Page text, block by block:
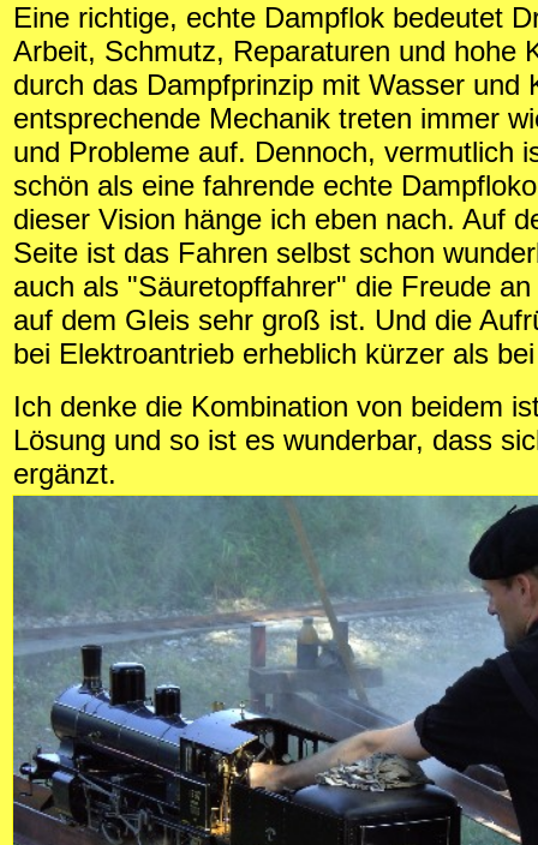
Eine richtige, echte Dampflok bedeutet
Arbeit, Schmutz, Reparaturen und hohe
durch das Dampfprinzip mit Wasser und
entsprechende Mechanik treten immer
und Probleme auf. Dennoch, vermutlich
schön als eine fahrende echte
dieser Vision hänge ich eben nach. Auf
Seite ist das Fahren selbst schon
auch als "Säuretopffahrer" die Freude
auf dem Gleis sehr groß ist. Und die
bei Elektroantrieb erheblich kürzer als
Ich denke die Kombination von beidem
Lösung und so ist es wunderbar, dass
ergänzt.